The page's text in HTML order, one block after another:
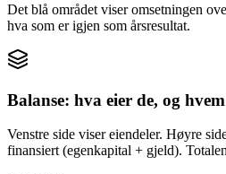
Det blå området viser omsetningen
hva som er igjen som årsresultat.
Balanse: hva eier de, og
Venstre side viser eiendeler. Høyre
finansiert (egenkapital + gjeld).